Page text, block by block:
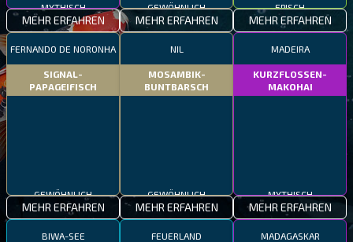
MYTHISCH
MEHR ERFAHREN
GEWÖHNLICH
MEHR ERFAHREN
EPISCH
MEHR ERFAHREN
FERNANDO DE NORONHA
SIGNAL-
PAPAGEIFISCH
GEWÖHNLICH
MEHR ERFAHREN
NIL
MOSAMBIK-
BUNTBARSCH
GEWÖHNLICH
MEHR ERFAHREN
MADEIRA
KURZFLOSSEN-
MAKOHAI
MYTHISCH
MEHR ERFAHREN
BIWA-SEE FEUERLAND MADAGASKAR